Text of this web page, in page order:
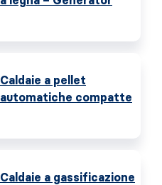
Caldaie a pellet
automatiche compatte
Caldaie a gassificazione